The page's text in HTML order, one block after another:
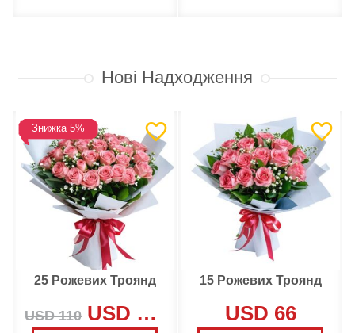
Нові Надходження
Знижка 5%
25 Рожевих Троянд
USD 110 USD 105
15 Рожевих Троянд
USD 66